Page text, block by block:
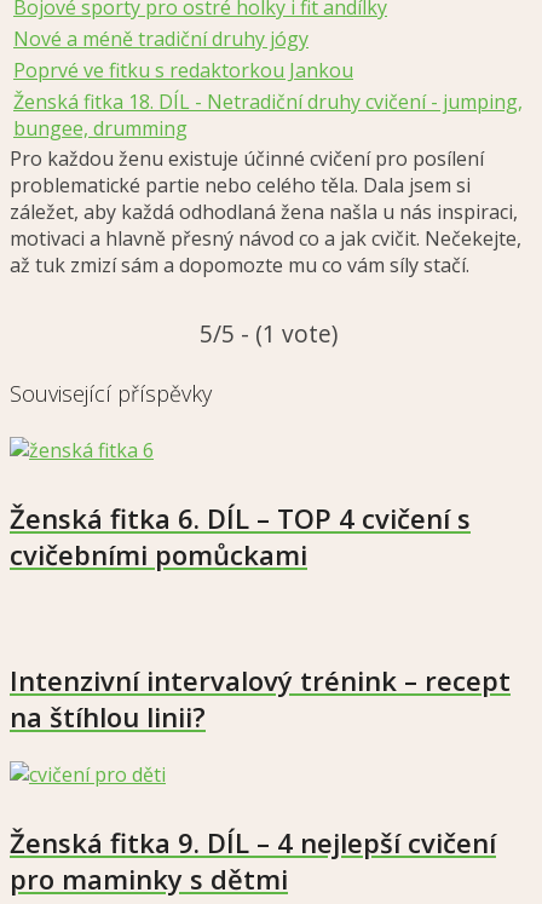
Bojové sporty pro ostré holky i fit andílky
Nové a méně tradiční druhy jógy
Poprvé ve fitku s redaktorkou Jankou
Ženská fitka 18. DÍL - Netradiční druhy cvičení - jumping,
bungee, drumming
Pro každou ženu existuje účinné cvičení pro posílení
problematické partie nebo celého těla. Dala jsem si
záležet, aby každá odhodlaná žena našla u nás inspiraci,
motivaci a hlavně přesný návod co a jak cvičit. Nečekejte,
až tuk zmizí sám a dopomozte mu co vám síly stačí.
5/5 - (1 vote)
Související příspěvky
Ženská fitka 6. DÍL – TOP 4 cvičení s
cvičebními pomůckami
Intenzivní intervalový trénink – recept
na štíhlou linii?
Ženská fitka 9. DÍL – 4 nejlepší cvičení
pro maminky s dětmi